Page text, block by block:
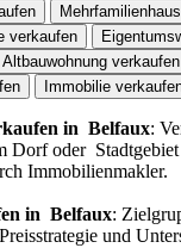
verkaufen
Altbauwohnung verkaufen
Immobilie
in Belfaux:
Dorf oder
Immobilienmakler.
in Belfaux:
und